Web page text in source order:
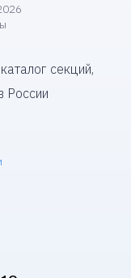
секций,
России